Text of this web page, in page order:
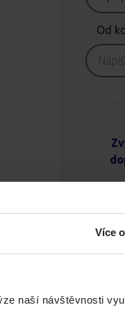
Více
naší návštěvnosti
Od